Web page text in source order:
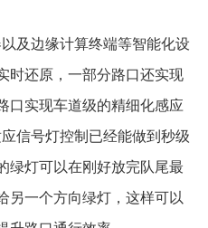
边缘计算终端等智能化设
时还原，一部分路口还实现
口实现车道级的精细化感应
信号灯控制已经能做到秒级
绿灯可以在刚好放完队尾最
另一个方向绿灯，这样可以